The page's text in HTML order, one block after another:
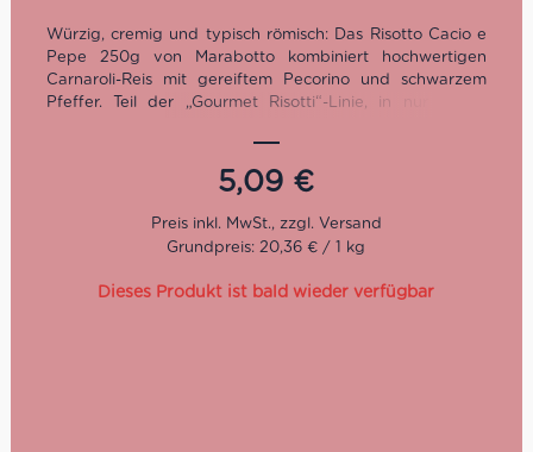
Würzig, cremig und typisch römisch: Das Risotto Cacio e
Pepe 250g von Marabotto kombiniert hochwertigen
Carnaroli-Reis mit gereiftem Pecorino und schwarzem
Pfeffer. Teil der „Gourmet Risotti“-Linie, in nur ca. 15
Genuss mit minimalem Aufwand.
5,09 €
Grundpreis: 20,36 € / 1 kg
Dieses Produkt ist bald wieder verfügbar